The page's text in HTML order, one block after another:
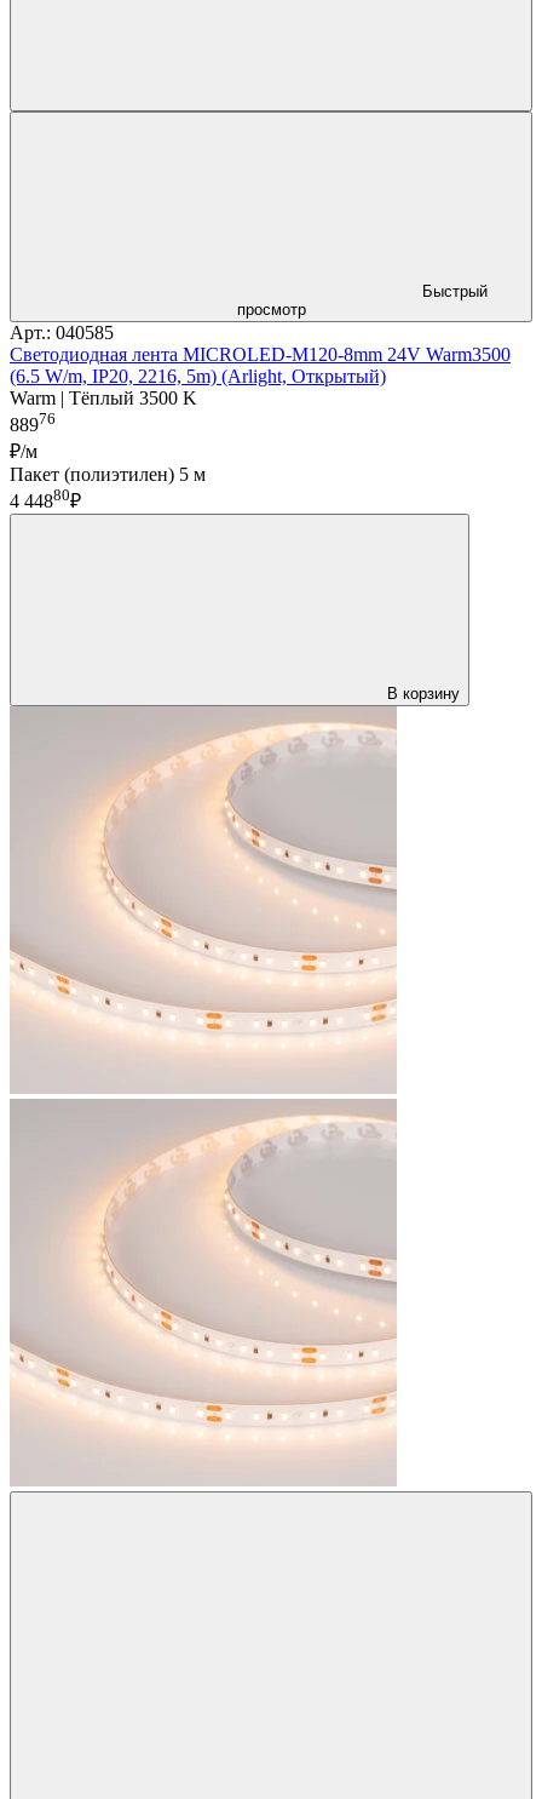
Быстрый
просмотр
Арт.: 040585
Светодиодная лента MICROLED-M120-8mm 24V Warm3500
(6.5 W/m, IP20, 2216, 5m) (Arlight, Открытый)
Warm | Тёплый 3500 K
88976
₽/м
Пакет (полиэтилен) 5 м
4 44880₽
В корзину